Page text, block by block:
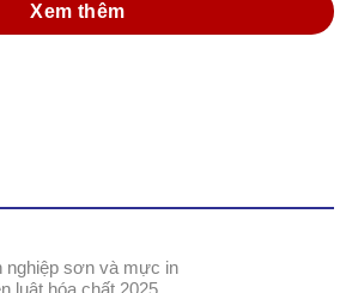
Xem thêm